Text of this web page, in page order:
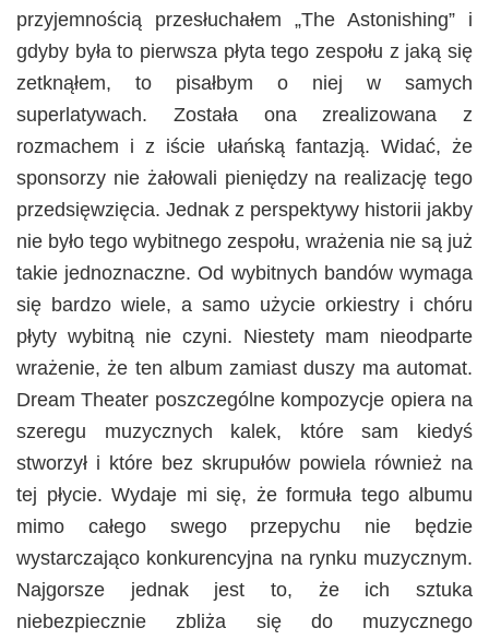
przyjemnością przesłuchałem „The Astonishing” i
gdyby była to pierwsza płyta tego zespołu z jaką się
zetknąłem, to pisałbym o niej w samych
superlatywach. Została ona zrealizowana z
rozmachem i z iście ułańską fantazją. Widać, że
sponsorzy nie żałowali pieniędzy na realizację tego
przedsięwzięcia. Jednak z perspektywy historii jakby
nie było tego wybitnego zespołu, wrażenia nie są już
takie jednoznaczne. Od wybitnych bandów wymaga
się bardzo wiele, a samo użycie orkiestry i chóru
płyty wybitną nie czyni. Niestety mam nieodparte
wrażenie, że ten album zamiast duszy ma automat.
Dream Theater poszczególne kompozycje opiera na
szeregu muzycznych kalek, które sam kiedyś
stworzył i które bez skrupułów powiela również na
tej płycie. Wydaje mi się, że formuła tego albumu
mimo całego swego przepychu nie będzie
wystarczająco konkurencyjna na rynku muzycznym.
Najgorsze jednak jest to, że ich sztuka
niebezpiecznie zbliża się do muzycznego